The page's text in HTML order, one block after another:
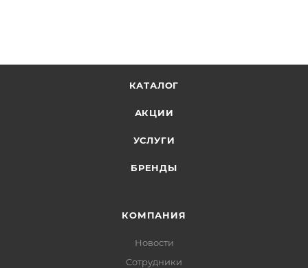
КАТАЛОГ
АКЦИИ
УСЛУГИ
БРЕНДЫ
КОМПАНИЯ
Новости
Сотрудники